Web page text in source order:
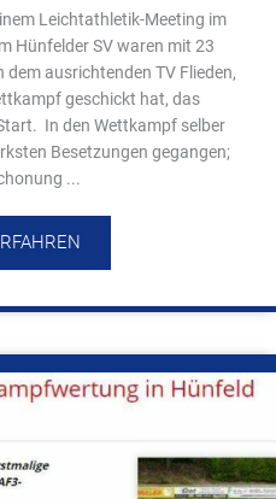
Leichtathletik-Meeting im
Hünfelder SV waren mit 23
ausrichtenden TV Flieden,
geschickt hat, das
In den Wettkampf selber
Besetzungen gegangen;
...